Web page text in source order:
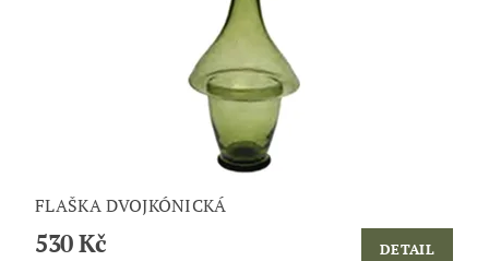
FLAŠKA DVOJKÓNICKÁ
530 Kč DETAIL